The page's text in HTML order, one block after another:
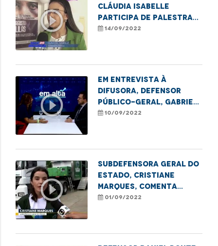
play_circle_outline
Cláudia Isabelle
participa de palestra
em Alusão ao Agosto
14/09/2022
play_circle_outline
Em entrevista à
Difusora, defensor
público-geral, Gabriel
Furtado, fala sobre
10/09/2022
play_circle_outline
Subdefensora Geral do
Estado, Cristiane
Marques, comenta
sobre a ação da
01/09/2022